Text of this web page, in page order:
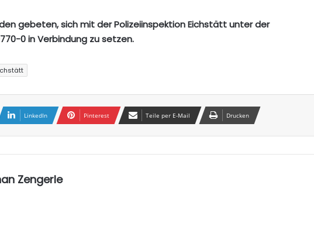
gebeten, sich mit der Polizeiinspektion Eichstätt unter der
0 in Verbindung zu setzen.
LinkedIn Pinterest Teile per E-Mail Drucken
Zengerle